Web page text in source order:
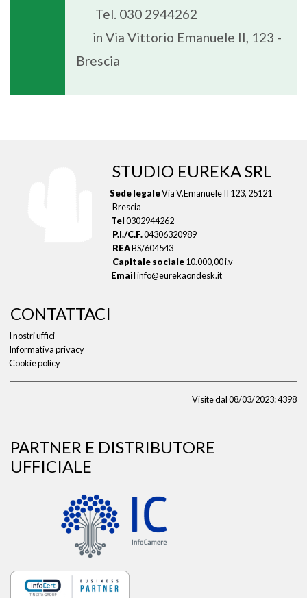
Tel. 030 2944262
in Via Vittorio Emanuele II, 123 -
Brescia
STUDIO EUREKA SRL
Sede legaleVia V.Emanuele II 123, 25121
Brescia
Tel0302944262
P.I./C.F.04306320989
REABS/604543
Capitale sociale10.000,00 i.v
Email info@eurekaondesk.it
CONTATTACI
I nostri uffici
Informativa privacy
Cookie policy
Visite dal 08/03/2023: 4398
PARTNER E DISTRIBUTORE
UFFICIALE